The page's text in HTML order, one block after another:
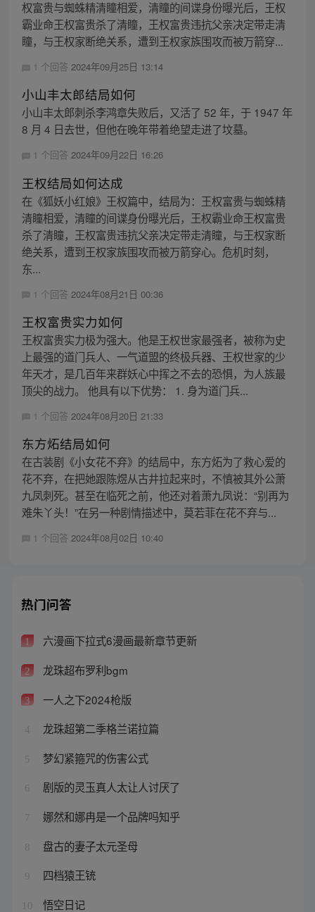
权富贵与蜘蛛精清瞳相爱，清瞳的间谍身份曝光后，王权
霸业命王权富贵杀了清瞳，王权富贵违抗父亲决定带走清
瞳，与王权家断绝关系，遭到王权家族围攻而被万箭穿...
1 个回答 2024年09月25日 13:14
小山丰太郎结局如何
小山丰太郎刺杀李鸿章失败后，又活了 52 年，于 1947 年
8 月 4 日去世，但他在晚年带着绝望走进了坟墓。
1 个回答 2024年09月22日 16:26
王权结局如何达成
在《狐妖小红娘》王权篇中，结局为：王权富贵与蜘蛛精
清瞳相爱，清瞳的间谍身份曝光后，王权霸业命王权富贵
杀了清瞳，王权富贵违抗父亲决定带走清瞳，与王权家断
绝关系，遭到王权家族围攻而被万箭穿心。危机时刻，
东...
1 个回答 2024年08月21日 00:36
王权富贵实力如何
王权富贵实力极为强大。他是王权世家最强者，被称为史
上最强的道门兵人、一气道盟的终极兵器、王权世家的少
年天才，是几百年来群妖心中挥之不去的恐惧，为人族最
顶尖的战力。 他具有以下优势： 1. 身为道门兵...
1 个回答 2024年08月20日 21:33
东方炻结局如何
在古装剧《小女花不弃》的结局中，东方炻为了救心爱的
花不弃，在把她跟陈煜从古井拉起来时，不慎被其外公萧
九凤刺死。甚至在临死之前，他还对着萧九凤说：“别再为
难朱丫头！”在另一种剧情描述中，莫若菲在花不弃与...
1 个回答 2024年08月02日 10:40
热门问答
1 六漫画下拉式6漫画最新章节更新
2 龙珠超布罗利bgm
3 一人之下2024枪版
4 龙珠超第二季格兰诺拉篇
5 梦幻紧箍咒的伤害公式
6 剧版的灵玉真人太让人讨厌了
7 娜然和娜冉是一个品牌吗知乎
8 盘古的妻子太元圣母
9 四档猿王铳
10 悟空日记